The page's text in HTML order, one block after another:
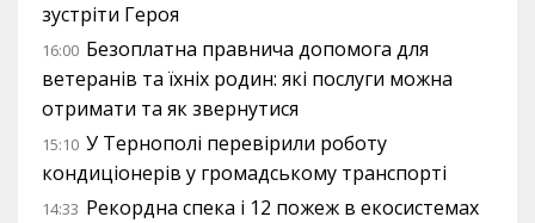
зустріти Героя
16:00 Безоплатна правнича допомога для
ветеранів та їхніх родин: які послуги можна
отримати та як звернутися
15:10 У Тернополі перевірили роботу
кондиціонерів у громадському транспорті
14:33 Рекордна спека і 12 пожеж в екосистемах